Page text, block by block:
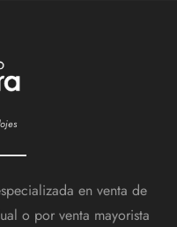
en venta de
o por venta mayorista